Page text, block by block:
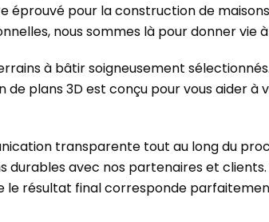
pour la construction de
nous sommes là pour donner vie
à bâtir soigneusement
plans 3D est conçu pour vous aider à
transparente tout au long du
avec nos partenaires et
le résultat final corresponde